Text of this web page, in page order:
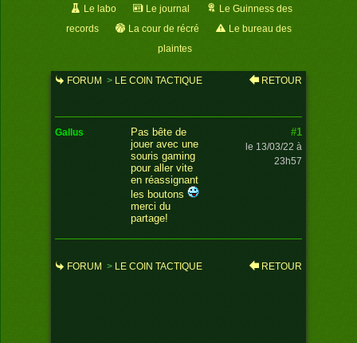
Le labo Le journal
Le Guinness des
records
La cour de récré
Le bureau des
plaintes
FORUM > LE COIN TACTIQUE
RETOUR
gallus
Pas bête de
jouer avec une
souris gaming
pour aller vite
en réassignant
les boutons
merci du
partage!
#1
le 13/03/22 à
23h57
FORUM > LE COIN TACTIQUE
RETOUR